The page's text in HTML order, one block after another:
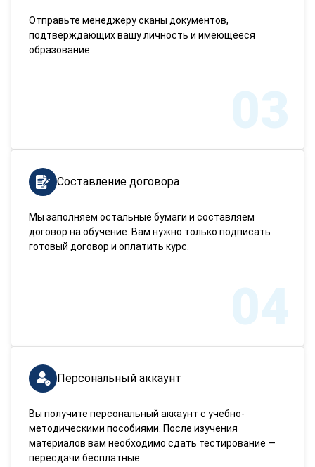
Отправьте менеджеру сканы документов,
подтверждающих вашу личность и имеющееся
образование.
03
Составление договора
Мы заполняем остальные бумаги и составляем
договор на обучение. Вам нужно только подписать
готовый договор и оплатить курс.
04
Персональный аккаунт
Вы получите персональный аккаунт с учебно-
методическими пособиями. После изучения
материалов вам необходимо сдать тестирование —
пересдачи бесплатные.